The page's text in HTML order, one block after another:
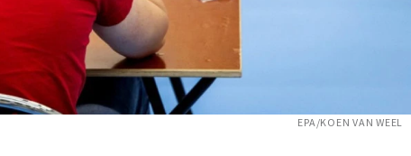
EPA/KOEN VAN WEEL